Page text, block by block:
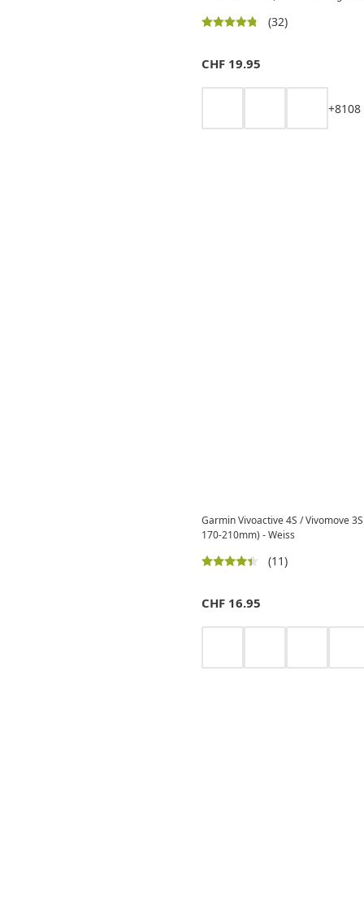
(32)
CHF 19.95
+8108
Garmin Vivoactive 4S / Vivomove
170-210mm) - Weiss
(11)
CHF 16.95